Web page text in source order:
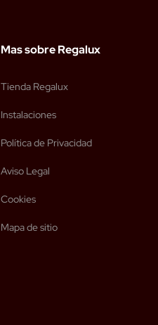
Mas sobre Regalux
Tienda Regalux
Instalaciones
Política de Privacidad
Aviso Legal
Cookies
Mapa de sitio